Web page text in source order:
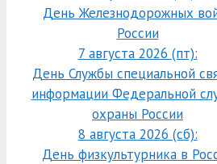
День Железнодорожных
России
7 августа 2026 (пт):
День Службы специальной
информации Федеральной
охраны России
8 августа 2026 (сб):
День физкультурника в